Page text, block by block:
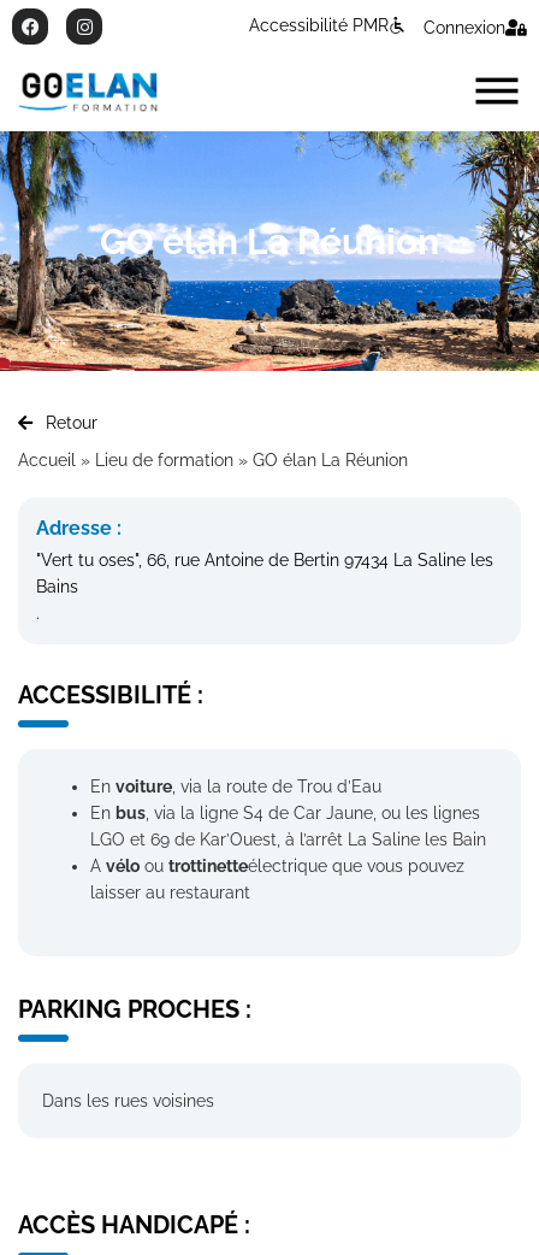
Accessibilité PMR Connexion
GO élan La Réunion
Retour
Accueil » Lieu de formation » GO élan La Réunion
Adresse :
"Vert tu oses", 66, rue Antoine de Bertin 97434 La Saline les
Bains
.
ACCESSIBILITÉ :
En voiture , via la route de Trou d’Eau
En bus , via la ligne S4 de Car Jaune, ou les lignes
LGO et 69 de Kar’Ouest, à l’arrêt La Saline les Bain
A vélo ou trottinetteélectrique que vous pouvez
laisser au restaurant
PARKING PROCHES :
Dans les rues voisines
ACCÈS HANDICAPÉ :